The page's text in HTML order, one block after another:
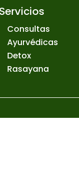
Servicios
Consultas
Ayurvédicas
Detox
Rasayana